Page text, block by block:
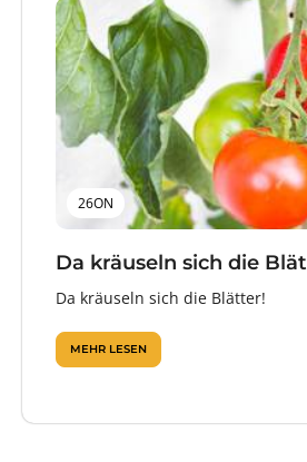
26ON
Da kräuseln sich die
Da kräuseln sich die Blätter!
MEHR LESEN